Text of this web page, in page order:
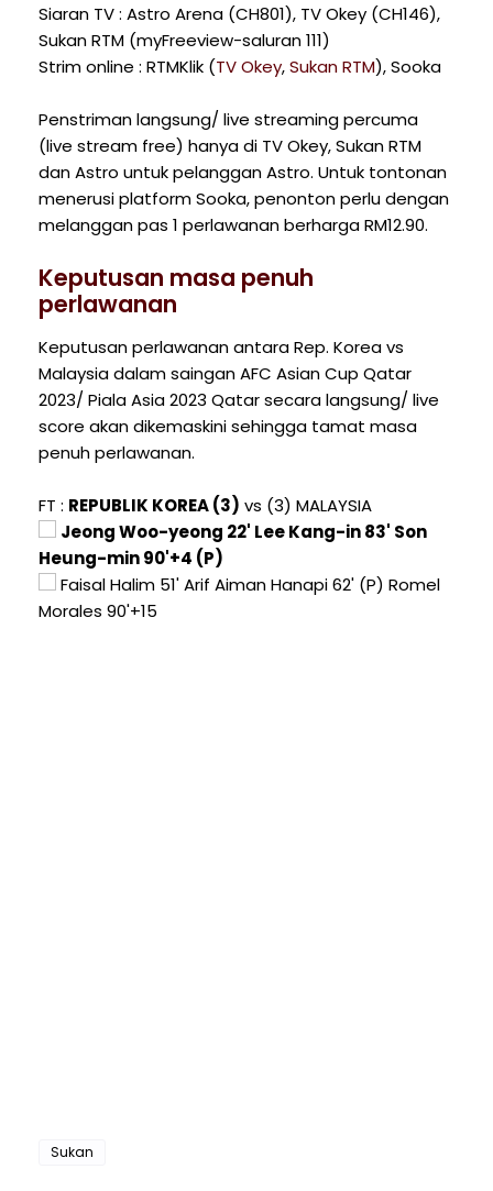
Siaran TV : Astro Arena (CH801), TV Okey (CH146),
Sukan RTM (myFreeview-saluran 111)
Strim online : RTMKlik (TV Okey,Sukan RTM), Sooka
Penstriman langsung/ live streaming percuma
(live stream free) hanya di TV Okey, Sukan RTM
dan Astro untuk pelanggan Astro. Untuk tontonan
menerusi platform Sooka, penonton perlu dengan
melanggan pas 1 perlawanan berharga RM12.90.
Keputusan masa penuh
perlawanan
Keputusan perlawanan antara Rep. Korea vs
Malaysia dalam saingan AFC Asian Cup Qatar
2023/ Piala Asia 2023 Qatar secara langsung/ live
score akan dikemaskini sehingga tamat masa
penuh perlawanan.
FT : REPUBLIK KOREA (3) vs (3) MALAYSIA
Jeong Woo-yeong 22' Lee Kang-in 83' Son
Heung-min 90'+4 (P)
Faisal Halim 51' Arif Aiman Hanapi 62' (P) Romel
Morales 90'+15
Sukan